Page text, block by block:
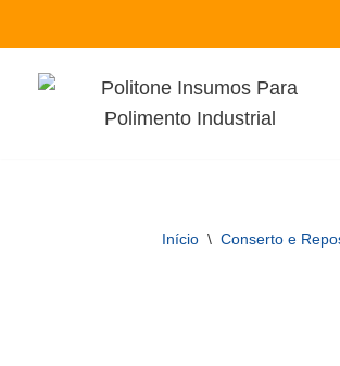
para
Início \ Conserto e